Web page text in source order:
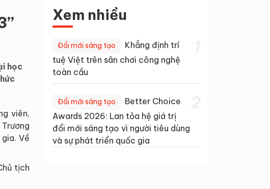
học
viên,
Về
tịch
Xem nhiều
Đổi mới sáng tạo
Khẳng định trí
tuệ Việt trên sân chơi công nghệ
toàn cầu
Đổi mới sáng tạo
Better Choice
Awards 2026: Lan tỏa hệ giá trị
đổi mới sáng tạo vì người tiêu dùng
và sự phát triển quốc gia